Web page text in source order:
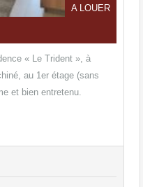
A LOUER
« Le Trident », à
au 1er étage (sans
et bien entretenu.